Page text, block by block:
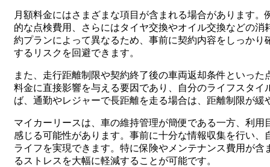
月額料金にはさまざまな項目が含まれる場合があります
的な点検費用、さらにはタイヤ交換やオイル交換などの
約プランによって異なるため、事前に契約内容をしっか
するリスクを回避できます。
また、走行距離制限や契約終了後の車両返却条件といっ
料金に直接影響を与える要因であり、自分のライフスタ
ば、通勤やレジャーで長距離を走る場合は、距離制限が
マイカーリースは、車の維持管理が簡便である一方、利
感じる可能性があります。事前に十分な情報収集を行い
ライフを実現できます。特に保険やメンテナンス費用が
るストレスを大幅に軽減することが可能です。